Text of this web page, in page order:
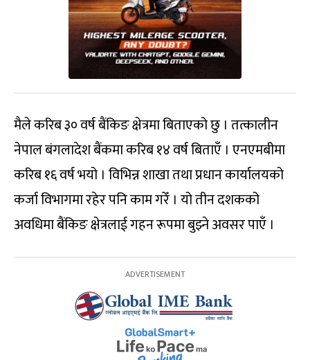
मैले करिब ३० वर्ष बैंकिङ क्षेत्रमा बिताएको छु । तत्कालीन
नेपाल बंगलादेश बैंकमा करिब १४ वर्ष बिताएँ । एनएमबीमा
करिब १६ वर्ष भयो । विभिन्न शाखा तथा प्रधान कार्यालयको
कर्जा विभागमा रहेर पनि काम गरेँ । यो तीन दशकको
अवधिमा बैंकिङ क्षेत्रलाई गहन रूपमा बुझ्ने अवसर पाएँ ।